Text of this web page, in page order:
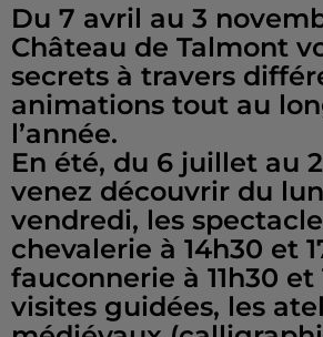
Du 7 avril au 3
Château de Talmont
secrets à travers
animations tout au
l’année.
En été, du 6 juillet au
venez découvrir du
vendredi, les
chevalerie à 14h30 et
fauconnerie à 11h30 et
visites guidées, les